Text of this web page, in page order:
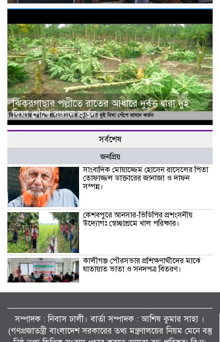
ঝিকরগাছার পল্লীতে রাতের আধারে দুর্বৃত্ত দ্বারা দুই
বিঘা পেঁপে বাগান কর্তন।
সর্বশেষ
জনপ্রিয়
সাংবাদিক মোয়াজ্জেম হোসেন রাসেলের পিতা
তোফাজ্জল ডাক্তারের জানাজা ও দাফন
সম্পন্ন।
কেশবপুরে আনসার-ভিডিপির প্রশংসনীয়
উদ্যোগঃ স্বেচ্ছাশ্রমে খাল পরিষ্কার।
কালীগঞ্জ পৌরসভার প্রশিক্ষণার্থীদের মাঝে
যাতায়াত ভাতা ও সনদপত্র বিতরণ।
কেশবপুর (অসকস)-এর উদ্যোগে বৃক্ষরোপণ
কর্মসূচি-২০২৬ পালন।
সম্পাদক : নিবাস ঢালী। বার্তা সম্পাদক : আশিষ কুমাৱ সাহা ।
(গণপ্রজাতন্ত্রী বাংলাদেশ সরকারের তথ্য মন্ত্রণালয়ের নিয়ম মেনে বস্তু